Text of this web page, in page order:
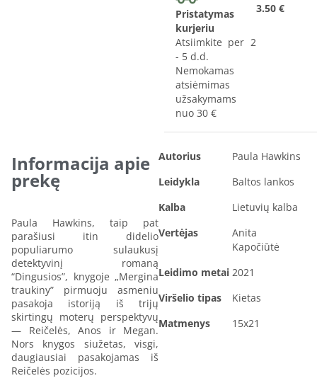
Pristatymas
kurjeriu
Atsiimkite per 2
- 5 d.d.
Nemokamas
atsiėmimas
užsakymams
nuo 30 €
3.50 €
Informacija apie
prekę
Paula Hawkins, taip pat
parašiusi itin didelio
populiarumo sulaukusį
detektyvinį romaną
“Dingusios”, knygoje „Mergina
traukiny” pirmuoju asmeniu
pasakoja istoriją iš trijų
skirtingų moterų perspektyvų
— Reičelės, Anos ir Megan.
Nors knygos siužetas, visgi,
daugiausiai pasakojamas iš
Reičelės pozicijos.
Autorius
Paula Hawkins
Leidykla
Baltos lankos
Kalba
Lietuvių kalba
Vertėjas
Anita
Kapočiūtė
Leidimo metai 2021
Viršelio tipas
Kietas
Matmenys
15x21